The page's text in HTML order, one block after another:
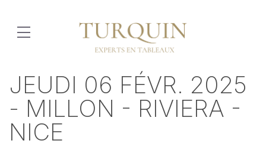
JEUDI 06 FÉVR. 2025
- MILLON - RIVIERA -
NICE